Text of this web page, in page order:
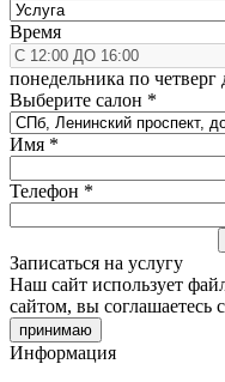
Время
понедельника по четверг
Выберите салон *
Имя *
Телефон *
Записаться на услугу
Наш сайт использует
сайтом, вы соглашаетесь с
принимаю
Информация